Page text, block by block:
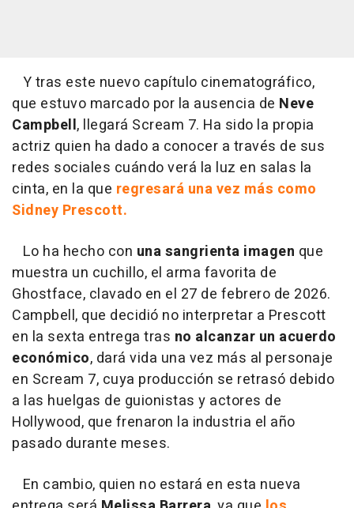
Y tras este nuevo capítulo cinematográfico,
que estuvo marcado por la ausencia de Neve
Campbell, llegará Scream 7. Ha sido la propia
actriz quien ha dado a conocer a través de sus
redes sociales cuándo verá la luz en salas la
cinta, en la que regresará una vez más como
Sidney Prescott.
Lo ha hecho con una sangrienta imagen que
muestra un cuchillo, el arma favorita de
Ghostface, clavado en el 27 de febrero de 2026.
Campbell, que decidió no interpretar a Prescott
en la sexta entrega tras no alcanzar un acuerdo
económico, dará vida una vez más al personaje
en Scream 7, cuya producción se retrasó debido
a las huelgas de guionistas y actores de
Hollywood, que frenaron la industria el año
pasado durante meses.
En cambio, quien no estará en esta nueva